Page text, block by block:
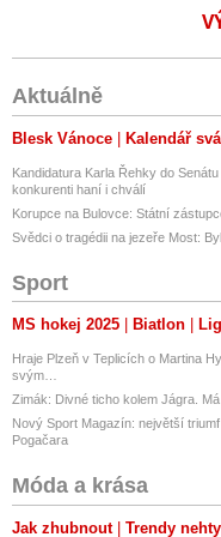
Aktuálně
Blesk Vánoce Kalendář
Kandidatura Karla Řehky do
konkurenti haní i chválí
Korupce na Bulovce: Státní
Svědci o tragédii na jezeře Most:
Sport
MS hokej 2025 Biatlon
Hraje Plzeň v Teplicích o Martina
svým…
Zimák: Divné ticho kolem Jágra.
Nový Sport Magazín: největší
Pogačara
Móda a krása
Jak zhubnout Trendy